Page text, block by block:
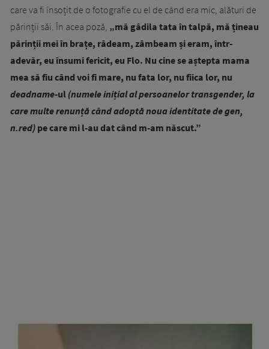
care va fi însoțit de o fotografie cu el de când era mic, alături de
părinții săi. În acea poză, „mă gâdila tata în talpă, mă țineau
părinții mei în brațe, râdeam, zâmbeam și eram, într-
adevăr, eu însumi fericit, eu Flo. Nu cine se aștepta mama
mea să fiu când voi fi mare, nu fata lor, nu fiica lor, nu
deadname-ul (numele inițial al persoanelor transgender, la
care multe renunță când adoptă noua identitate de gen,
n.red) pe care mi l-au dat când m-am născut.”